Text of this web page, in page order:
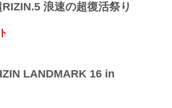
RIZIN.5 浪速の超復活祭り
LANDMARK 16 in